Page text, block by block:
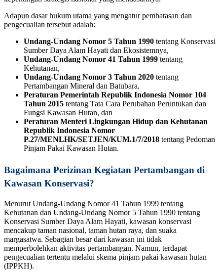
Adapun dasar hukum utama yang mengatur pembatasan dan
pengecualian tersebut adalah:
Undang-Undang Nomor 5 Tahun 1990 tentang Konservasi
Sumber Daya Alam Hayati dan Ekosistemnya,
Undang-Undang Nomor 41 Tahun 1999 tentang
Kehutanan,
Undang-Undang Nomor 3 Tahun 2020 tentang
Pertambangan Mineral dan Batubara,
Peraturan Pemerintah Republik Indonesia Nomor 104
Tahun 2015 tentang Tata Cara Perubahan Peruntukan dan
Fungsi Kawasan Hutan, dan
Peraturan Menteri Lingkungan Hidup dan Kehutanan
Republik Indonesia Nomor
P.27/MENLHK/SETJEN/KUM.1/7/2018 tentang Pedoman
Pinjam Pakai Kawasan Hutan.
Bagaimana Perizinan Kegiatan Pertambangan di
Kawasan Konservasi?
Menurut Undang-Undang Nomor 41 Tahun 1999 tentang
Kehutanan dan Undang-Undang Nomor 5 Tahun 1990 tentang
Konservasi Sumber Daya Alam Hayati, kawasan konservasi
mencakup taman nasional, taman hutan raya, dan suaka
margasatwa. Sebagian besar dari kawasan ini tidak
memperbolehkan aktivitas pertambangan. Namun, terdapat
pengecualian tertentu melalui skema pinjam pakai kawasan hutan
(IPPKH).